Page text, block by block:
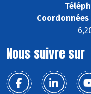
Coordonnées
Nous suivre sur